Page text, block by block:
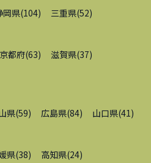
岡県(104) 三重県(52)
京都府(63) 滋賀県(37)
県(59) 広島県(84) 山口県(41 )
県(38) 高知県(24)